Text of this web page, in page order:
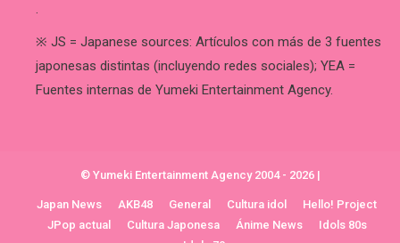
.
※ JS = Japanese sources: Artículos con más de 3 fuentes
japonesas distintas (incluyendo redes sociales); YEA =
Fuentes internas de Yumeki Entertainment Agency.
© Yumeki Entertainment Agency 2004 - 2026 |
Japan News AKB48 General Cultura idol
Hello! Project
JPop actual
Cultura Japonesa Ánime News
Idols 80s